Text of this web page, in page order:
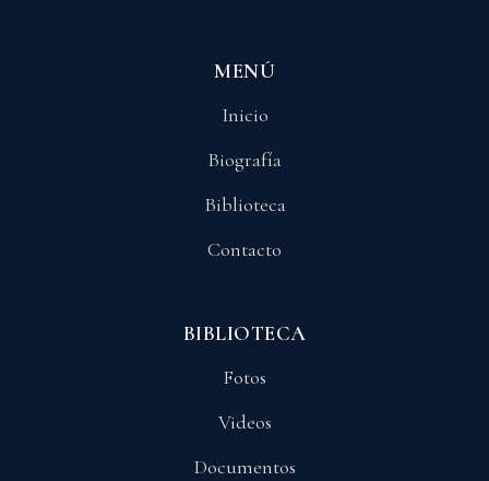
MENÚ
Inicio
Biografía
Biblioteca
Contacto
BIBLIOTECA
Fotos
Videos
Documentos